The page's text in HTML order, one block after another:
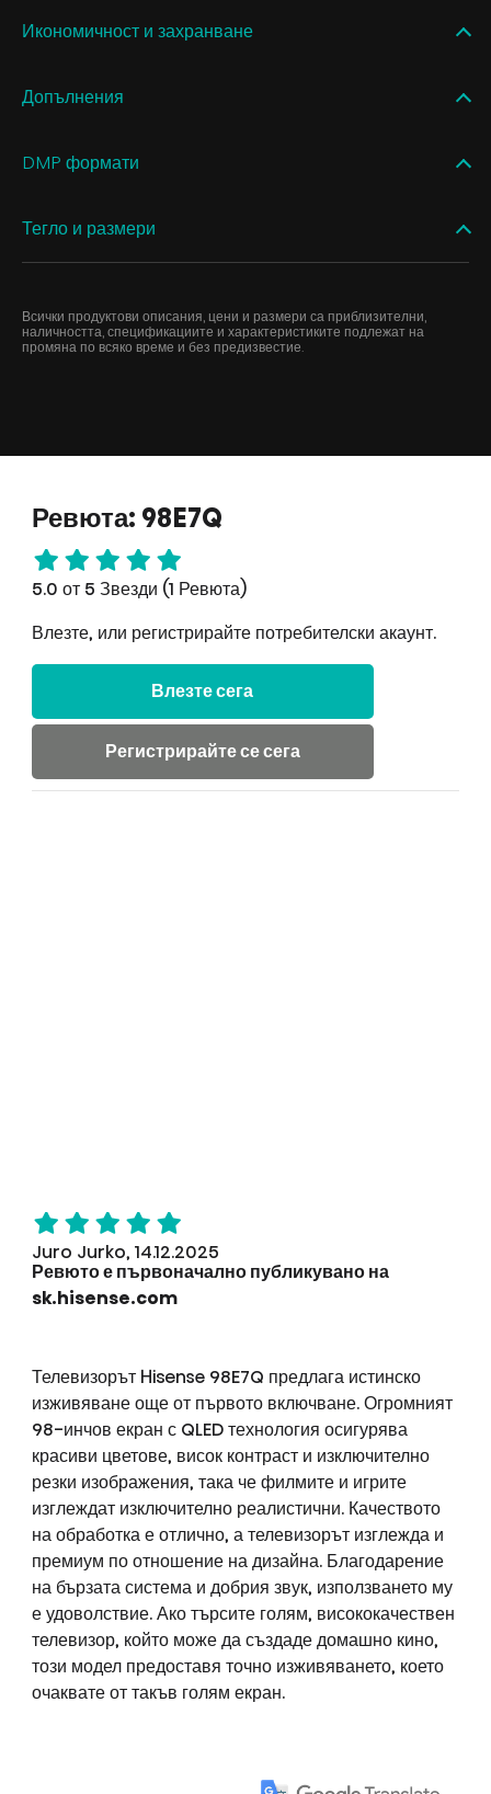
Икономичност и захранване
Допълнения
DMP формати
Тегло и размери
Всички продуктови описания, цени и размери са приблизителни,
наличността, спецификациите и характеристиките подлежат на
промяна по всяко време и без предизвестие.
Ревюта: 98E7Q
5.0 от 5 Звезди (1 Ревюта)
Влезте, или регистрирайте потребителски акаунт.
Влезте сега
Регистрирайте се сега
Juro Jurko, 14.12.2025
Ревюто е първоначално публикувано на
sk.hisense.com
Телевизорът Hisense 98E7Q предлага истинско
изживяване още от първото включване. Огромният
98-инчов екран с QLED технология осигурява
красиви цветове, висок контраст и изключително
резки изображения, така че филмите и игрите
изглеждат изключително реалистични. Качеството
на обработка е отлично, а телевизорът изглежда и
премиум по отношение на дизайна. Благодарение
на бързата система и добрия звук, използването му
е удоволствие. Ако търсите голям, висококачествен
телевизор, който може да създаде домашно кино,
този модел предоставя точно изживяването, което
очаквате от такъв голям екран.